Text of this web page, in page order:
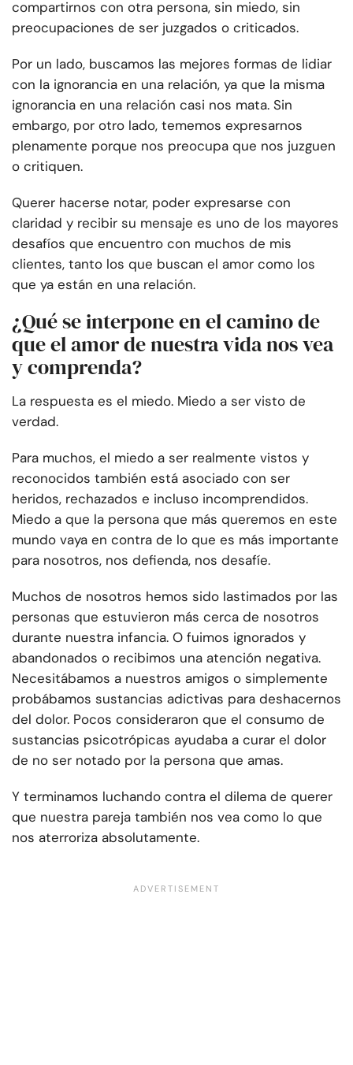
compartirnos con otra persona, sin miedo, sin
preocupaciones de ser juzgados o criticados.
Por un lado, buscamos las mejores formas de lidiar
con la ignorancia en una relación, ya que la misma
ignorancia en una relación casi nos mata. Sin
embargo, por otro lado, tememos expresarnos
plenamente porque nos preocupa que nos juzguen
o critiquen.
Querer hacerse notar, poder expresarse con
claridad y recibir su mensaje es uno de los mayores
desafíos que encuentro con muchos de mis
clientes, tanto los que buscan el amor como los
que ya están en una relación.
¿Qué se interpone en el camino de
que el amor de nuestra vida nos vea
y comprenda?
La respuesta es el miedo. Miedo a ser visto de
verdad.
Para muchos, el miedo a ser realmente vistos y
reconocidos también está asociado con ser
heridos, rechazados e incluso incomprendidos.
Miedo a que la persona que más queremos en este
mundo vaya en contra de lo que es más importante
para nosotros, nos defienda, nos desafíe.
Muchos de nosotros hemos sido lastimados por las
personas que estuvieron más cerca de nosotros
durante nuestra infancia. O fuimos ignorados y
abandonados o recibimos una atención negativa.
Necesitábamos a nuestros amigos o simplemente
probábamos sustancias adictivas para deshacernos
del dolor. Pocos consideraron que el consumo de
sustancias psicotrópicas ayudaba a curar el dolor
de no ser notado por la persona que amas.
Y terminamos luchando contra el dilema de querer
que nuestra pareja también nos vea como lo que
nos aterroriza absolutamente.